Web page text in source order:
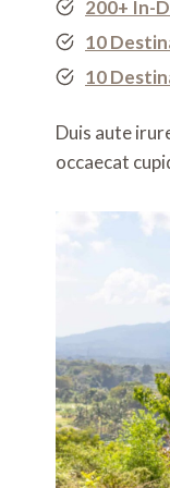
200+ In-
10
10
Duis aute
occaecat